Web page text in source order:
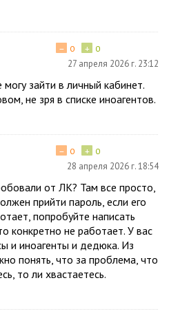
+ 0
− 0
27 апреля 2026 г. 23:12
зайти в личный кабинет.
не зря в списке иноагентов.
+ 0
− 0
28 апреля 2026 г. 18:54
от ЛК? Там все просто,
прийти пароль, если его
попробуйте написать
конкретно не работает. У вас
и иноагенты и дедюка. Из
понять, что за проблема, что
то ли хвастаетесь.